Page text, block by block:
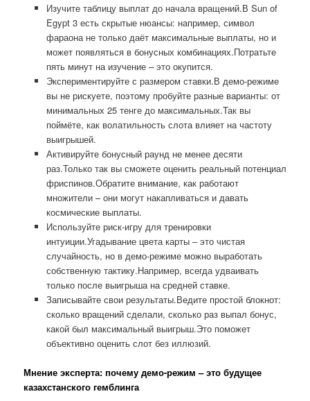
Изучите таблицу выплат до начала вращений.В Sun of
Egypt 3 есть скрытые нюансы: например, символ
фараона не только даёт максимальные выплаты, но и
может появляться в бонусных комбинациях.Потратьте
пять минут на изучение – это окупится.
Экспериментируйте с размером ставки.В демо-режиме
вы не рискуете, поэтому пробуйте разные варианты: от
минимальных 25 тенге до максимальных.Так вы
поймёте, как волатильность слота влияет на частоту
выигрышей.
Активируйте бонусный раунд не менее десяти
раз.Только так вы сможете оценить реальный потенциал
фриспинов.Обратите внимание, как работают
множители – они могут накапливаться и давать
космические выплаты.
Используйте риск-игру для тренировки
интуиции.Угадывание цвета карты – это чистая
случайность, но в демо-режиме можно выработать
собственную тактику.Например, всегда удваивать
только после выигрыша на средней ставке.
Записывайте свои результаты.Ведите простой блокнот:
сколько вращений сделали, сколько раз выпал бонус,
какой был максимальный выигрыш.Это поможет
объективно оценить слот без иллюзий.
Мнение эксперта: почему демо-режим – это будущее
казахстанского гемблинга